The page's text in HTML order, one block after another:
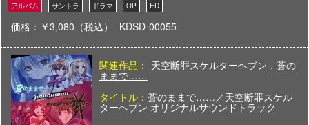
価格：￥3,080（税込） KDSD-00055
関連作品： 天空断罪スケルターヘブン , 蒼の
ままで……
タイトル： 蒼のままで……／天空断罪スケル
ターヘブン オリジナルサウンドトラック